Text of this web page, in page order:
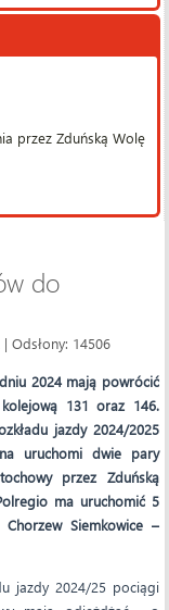
przez Zduńską Wolę
do
| Odsłony: 14506
2024 mają powrócić
131 oraz 146.
jazdy 2024/2025
uruchomi dwie pary
przez Zduńską
ma uruchomić 5
Siemkowice –
jazdy 2024/25 pociągi